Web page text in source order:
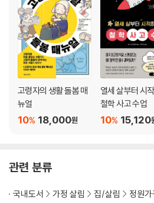
-위에서의 조명으로 정원과 발코니를 비춘
-어두워지면 모습을 드러내는 아름다운 가
-답은 밤의 현장에 있다
4 거실
벽이 밝기에 대한 감각을 지배한다
조명의 ‘집중 배치’와 ‘분산 배치’
슬릿 조명이라는 기능미
어두움을 긍정하는 글레어리스 다운 라이트
사소하지만 중요한 복도의 조명
Column 바에서 먹는 쇠고기덮밥
고령자의 생활 돌봄 매
뉴얼
18,000원
10%
열세 살부터 시
철학 사고 수업
15,120
10%
관련 분류
국내도서 가정 살림 집/살림
정원가